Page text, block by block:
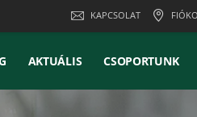
KAPCSOLAT
AKTUÁLIS CSOPORTUNK